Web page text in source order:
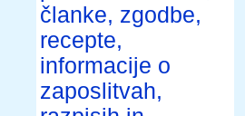
članke, zgodbe,
recepte,
informacije o
zaposlitvah,